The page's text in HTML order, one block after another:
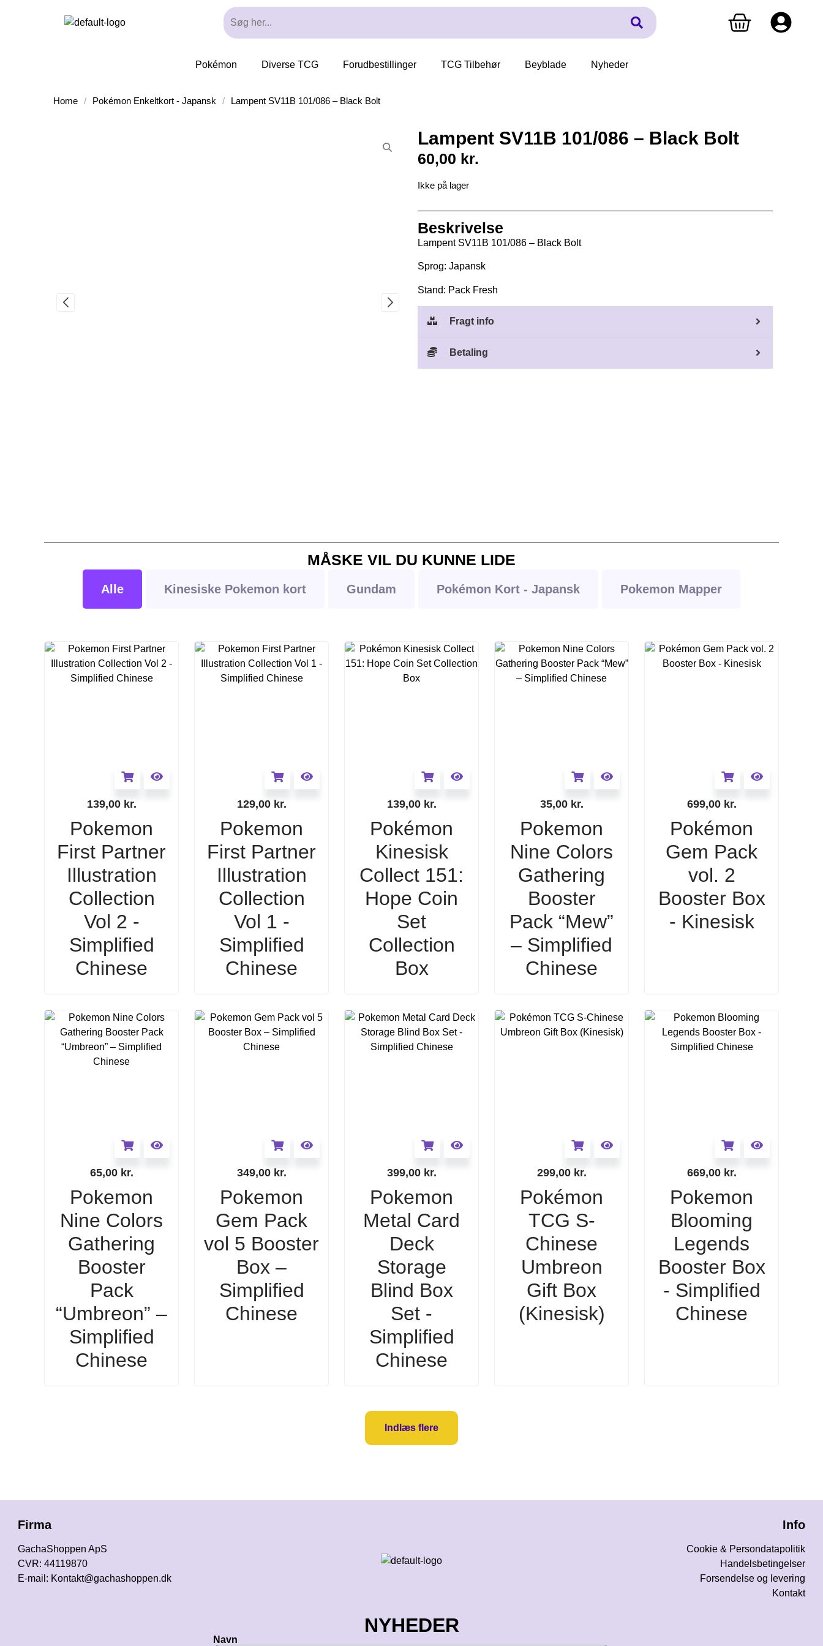
Pokémon Diverse TCG Forudbestillinger TCG Tilbehør Beyblade Nyheder
Home / Pokémon Enkeltkort - Japansk / Lampent SV11B 101/086 – Black Bolt
Lampent SV11B 101/086 – Black Bolt
60,00 kr.
Ikke på lager
Beskrivelse
Lampent SV11B 101/086 – Black Bolt
Sprog: Japansk
Stand: Pack Fresh
Fragt info
Betaling
MÅSKE VIL DU KUNNE LIDE
Alle Kinesiske Pokemon kort Gundam Pokémon Kort - Japansk Pokemon Mapper
139,00 kr.
Pokemon
First Partner
Illustration
Collection
Vol 2 -
Simplified
Chinese
129,00 kr.
Pokemon
First Partner
Illustration
Collection
Vol 1 -
Simplified
Chinese
139,00 kr.
Pokémon
Kinesisk
Collect 151:
Hope Coin
Set
Collection
Box
35,00 kr.
Pokemon
Nine Colors
Gathering
Booster
Pack “Mew”
– Simplified
Chinese
699,00 kr.
Pokémon
Gem Pack
vol. 2
Booster Box
- Kinesisk
65,00 kr.
Pokemon
Nine Colors
Gathering
Booster
Pack
“Umbreon” –
Simplified
Chinese
349,00 kr.
Pokemon
Gem Pack
vol 5 Booster
Box –
Simplified
Chinese
399,00 kr.
Pokemon
Metal Card
Deck
Storage
Blind Box
Set -
Simplified
Chinese
299,00 kr.
Pokémon
TCG S-
Chinese
Umbreon
Gift Box
(Kinesisk)
669,00 kr.
Pokemon
Blooming
Legends
Booster Box
- Simplified
Chinese
Indlæs flere
Firma
GachaShoppen ApS
CVR: 44119870
E-mail: Kontakt@gachashoppen.dk
Info
Cookie & Persondatapolitik
Handelsbetingelser
Forsendelse og levering
Kontakt
NYHEDER
Navn